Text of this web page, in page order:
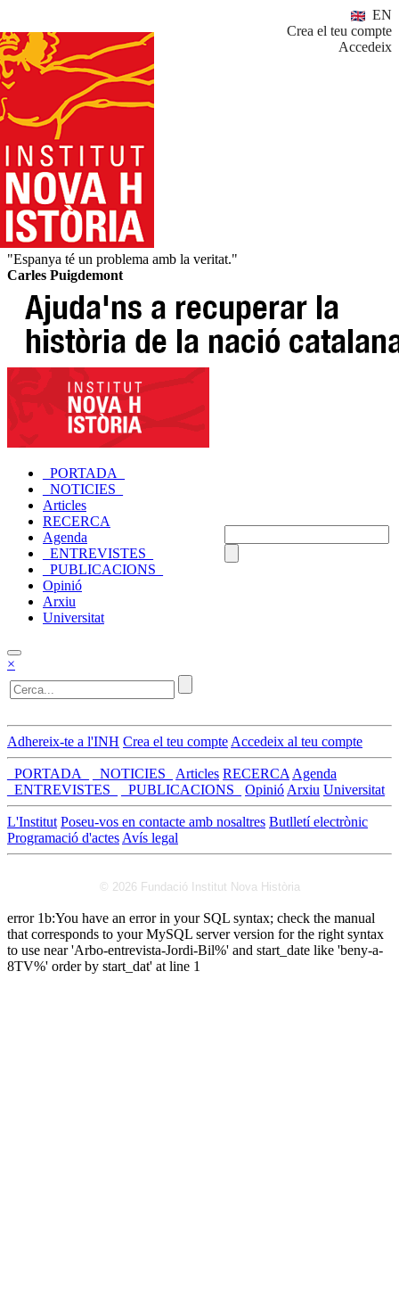
EN
Crea el teu compte
Accedeix
"Espanya té un problema amb la veritat."
Carles Puigdemont
_PORTADA_
_NOTICIES_
Articles
RECERCA
Agenda
_ENTREVISTES_
_PUBLICACIONS_
Opinió
Arxiu
Universitat
×
Adhereix-te a l'INH Crea el teu compte Accedeix al teu compte
_PORTADA_ _NOTICIES_ Articles RECERCA Agenda
_ENTREVISTES_
_PUBLICACIONS_ Opinió Arxiu Universitat
L'Institut Poseu-vos en contacte amb nosaltres Butlletí electrònic
Programació d'actes Avís legal
© 2026 Fundació Institut Nova Història
error 1b:You have an error in your SQL syntax; check the manual
that corresponds to your MySQL server version for the right syntax
to use near 'Arbo-entrevista-Jordi-Bil%' and start_date like 'beny-a-
8TV%' order by start_dat' at line 1